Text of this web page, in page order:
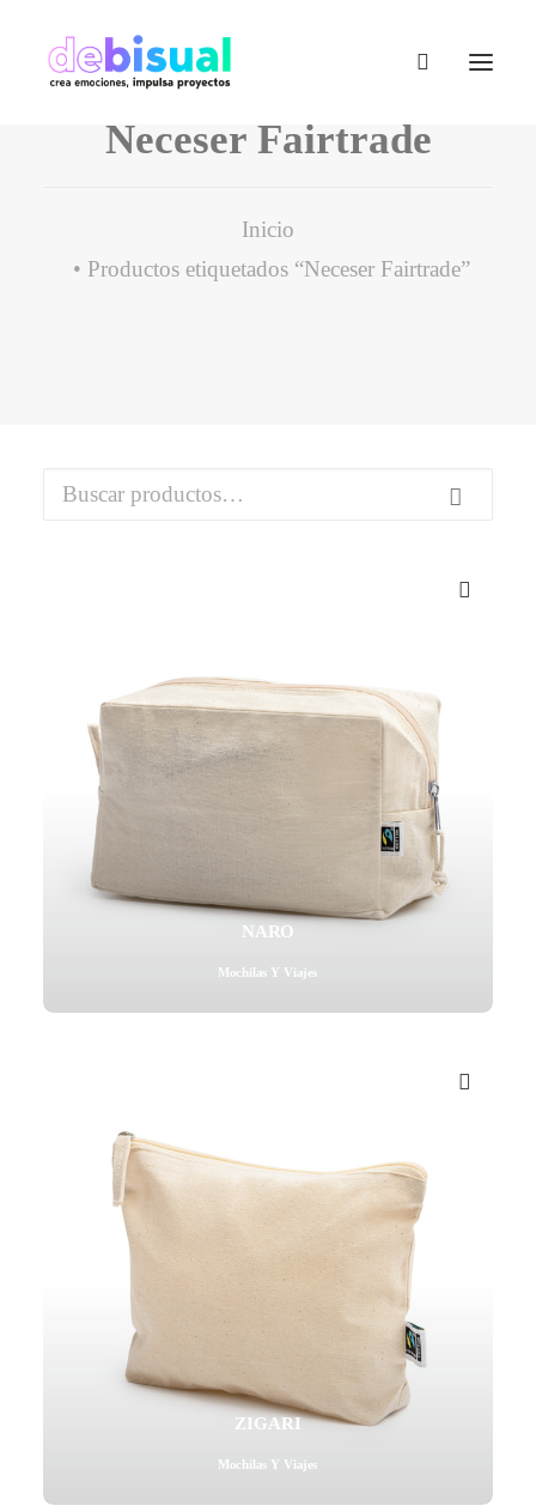
WhatsApp - 634 777 310
Neceser Fairtrade
Inicio
Productos etiquetados “Neceser Fairtrade”
Buscar
NARO
Mochilas Y Viajes
ZIGARI
Mochilas Y Viajes